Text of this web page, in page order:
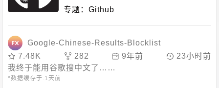
专题： Github
Google-Chinese-Results-Blocklist
7.48K
282 9年前
23小时前
我终于能用谷歌搜中文了……
*数据缓存于: 1天前